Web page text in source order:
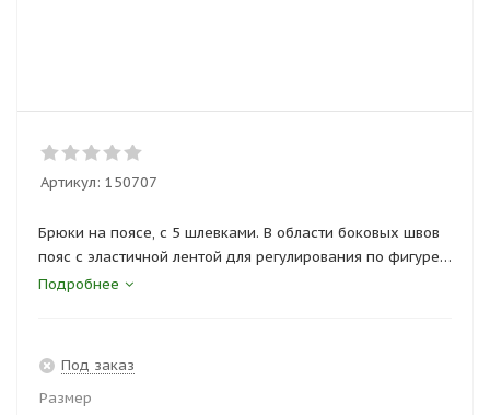
Артикул: 150707
Брюки на поясе, с 5 шлевками. В области боковых швов
пояс с эластичной лентой для регулирования по фигуре.
На брюках боковые карманы и один задний накладной
дополнительных усилительных вставок.
Подробнее
Под заказ
Размер